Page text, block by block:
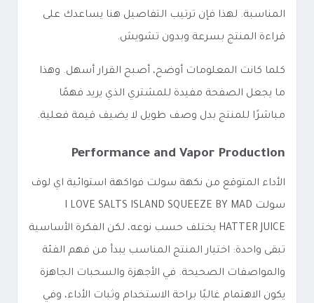
المناسبة. لهذا فإن ترتيب التفاصيل هنا يساعدك على
قراءة المنتج بسرعة وبدون تشويش.
كلما كانت المعلومات أوضح، أصبح القرار أسهل. وهذا
ما يجعل الصفحة مفيدة للمشتري الذي يريد فهمًا
مباشرًا للمنتج بدل وصف طويل لا يضيف قيمة فعلية.
Performance and Vapor Production
الأداء المتوقع من نكهة سولت فواكهة استوائية اي لوف
سولت I LOVE SALTS ISLAND SQUEEZE BY MAD
HATTER JUICE يختلف حسب نوعه، لكن الفكرة الأساسية
تبقى واحدة: اختيار المنتج المناسب يبدأ من فهم الفئة
والمواصفات الصحيحة. في الأجهزة والسحبات الجاهزة
يكون الاهتمام غالبًا براحة الاستخدام وثبات الأداء، وفي